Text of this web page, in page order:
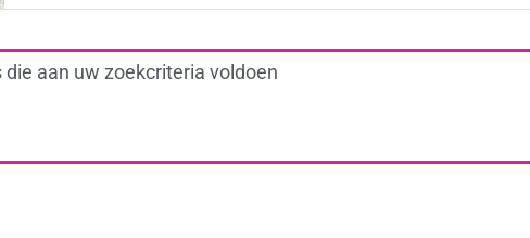
aan uw zoekcriteria voldoen